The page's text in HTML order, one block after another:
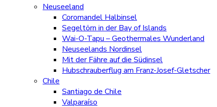
Neuseeland
Coromandel Halbinsel
Segeltörn in der Bay of Islands
Wai-O-Tapu – Geothermales Wunderland
Neuseelands Nordinsel
Mit der Fähre auf die Südinsel
Hubschrauberflug am Franz-Josef-Gletscher
Chile
Santiago de Chile
Valparaíso